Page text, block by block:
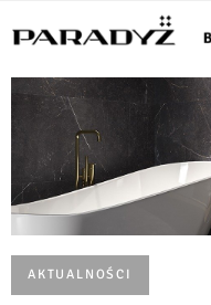
AKTUALNOŚCI